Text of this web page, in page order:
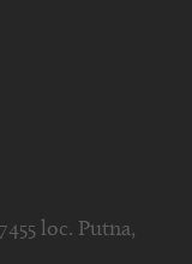
loc. Putna,